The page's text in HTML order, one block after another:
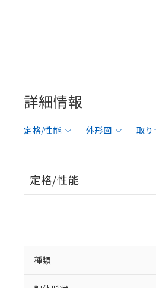
詳細情報
定格/性能 外形図 取り
定格/性能
種類